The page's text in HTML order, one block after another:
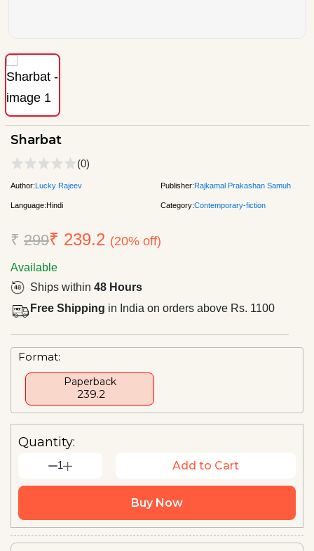
Sharbat
(0)
Author:Lucky Rajeev Publisher:Rajkamal Prakashan Samuh
Language:Hindi Category:Contemporary-fiction
₹ 299₹ 239.2 (20% off)
Available
Ships within 48 Hours
Free Shipping in India on orders above Rs. 1100
Format:
Paperback
₹ 239.2
Quantity:
1 Add to Cart
Buy Now